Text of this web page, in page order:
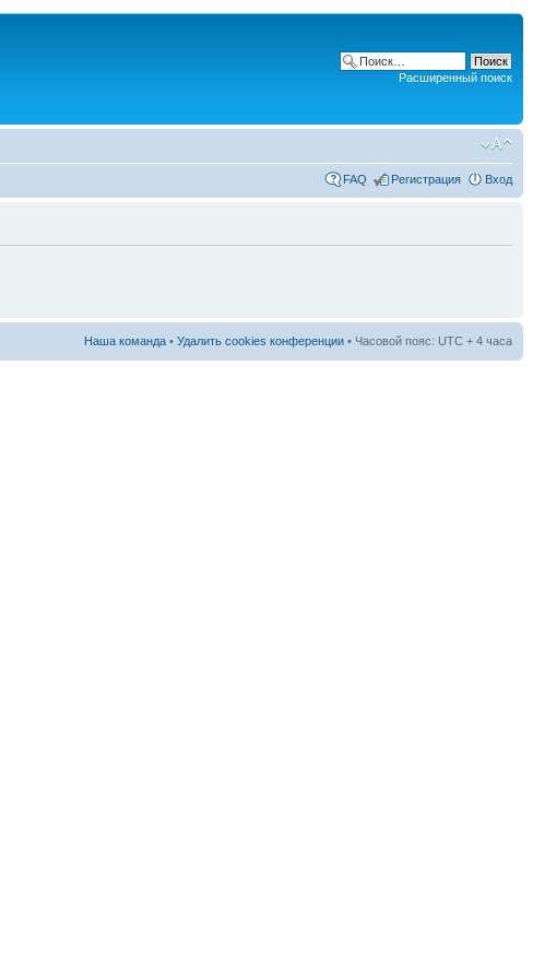
Расширенный поиск
FAQ Регистрация Вход
Наша команда • Удалить cookies конференции • Часовой пояс: UTC + 4 часа